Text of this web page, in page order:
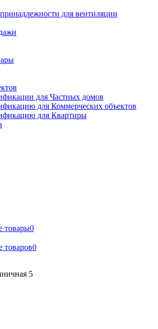
для вентиляции
для Частных домов
для Коммерческих объектов
для Квартиры
товары0
товаров0
5